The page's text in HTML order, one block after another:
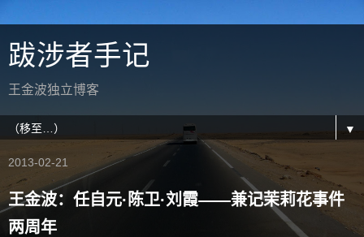
跋涉者手记
王金波独立博客
▼
2013-02-21
王金波：任自元·陈卫·刘霞——兼记茉莉花事件
两周年